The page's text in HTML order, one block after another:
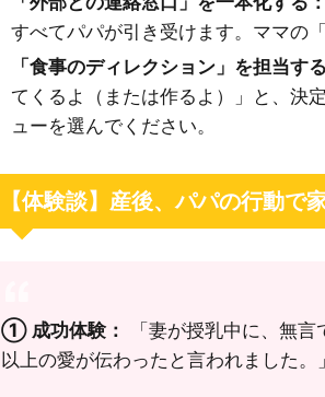
すべてパパが引き受けます。ママの
「食事のディレクション」を担当す
てくるよ（または作るよ）」と、決
ューを選んでください。
【体験談】産後、パパの行動で
① 成功体験：
「妻が授乳中に、無
以上の愛が伝わったと言われました。